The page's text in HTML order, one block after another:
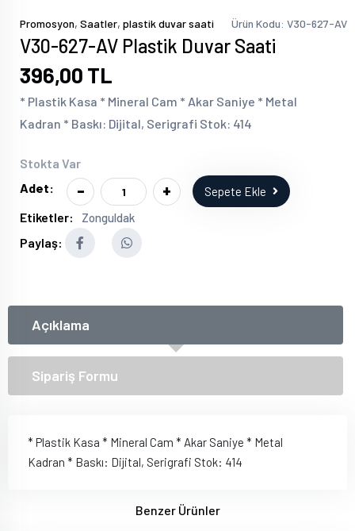
Promosyon, Saatler, plastik duvar saati Ürün Kodu: V30-627-AV
V30-627-AV Plastik Duvar Saati
396,00 TL
* Plastik Kasa * Mineral Cam * Akar Saniye * Metal
Kadran * Baskı: Dijital, Serigrafi Stok: 414
Stokta Var
Adet:
- + Sepete Ekle
Etiketler: Zonguldak
Paylaş:
Açıklama
Sipariş Formu
* Plastik Kasa * Mineral Cam * Akar Saniye * Metal
Kadran * Baskı: Dijital, Serigrafi Stok: 414
Benzer Ürünler